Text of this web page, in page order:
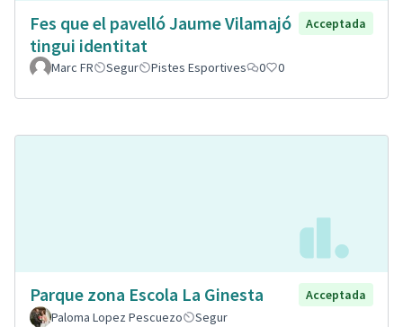
Fes que el pavelló Jaume Vilamajó
tingui identitat
Acceptada
Marc FR Segur Pistes Esportives 0 0
Parque zona Escola La Ginesta
Acceptada
Paloma Lopez Pescuezo
Segur